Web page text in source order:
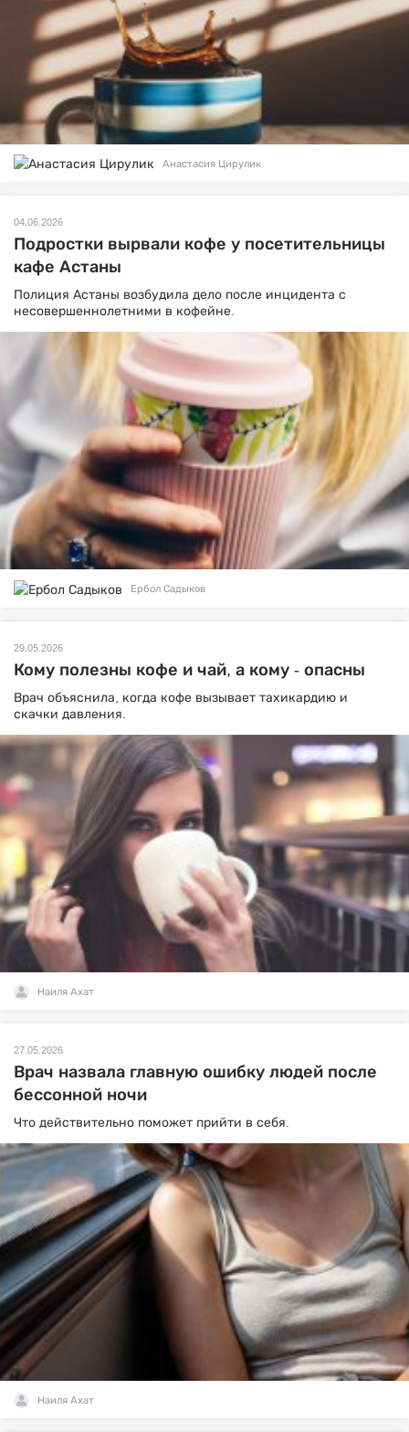
Анастасия Цирулик
04.06.2026
Подростки вырвали кофе у посетительницы
кафе Астаны
Полиция Астаны возбудила дело после инцидента с
несовершеннолетними в кофейне.
Ербол Садыков
29.05.2026
Кому полезны кофе и чай, а кому - опасны
Врач объяснила, когда кофе вызывает тахикардию и
скачки давления.
Наиля Ахат
27.05.2026
Врач назвала главную ошибку людей после
бессонной ночи
Что действительно поможет прийти в себя.
Наиля Ахат